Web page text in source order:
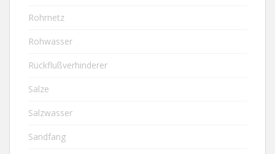
Rohrnetz
Rohwasser
Rückflußverhinderer
Salze
Salzwasser
Sandfang